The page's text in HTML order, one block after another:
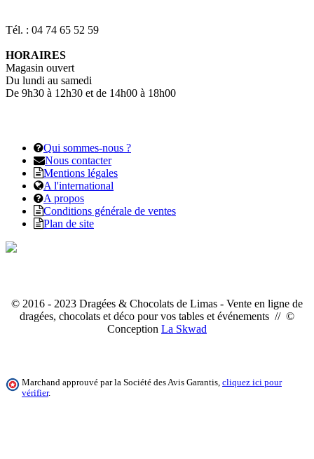
Tél. : 04 74 65 52 59
HORAIRES
Magasin ouvert
Du lundi au samedi
De 9h30 à 12h30 et de 14h00 à 18h00
Qui sommes-nous ?
Nous contacter
Mentions légales
A l'international
A propos
Conditions générale de ventes
Plan de site
© 2016 - 2023 Dragées & Chocolats de Limas - Vente en ligne de
dragées, chocolats et déco pour vos tables et événements // ©
Conception La Skwad
Marchand approuvé par la Société des Avis Garantis, cliquez ici pour
vérifier.